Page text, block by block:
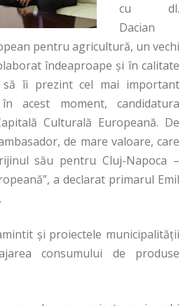
cu dl.
Dacian
pentru agricultură, un vechi
îndeaproape şi în calitate
îi prezint cel mai important
acest moment, candidatura
Culturală Europeană. De
de mare valoare, care
său pentru Cluj-Napoca –
a declarat primarul Emil
şi proiectele municipalităţii
consumului de produse